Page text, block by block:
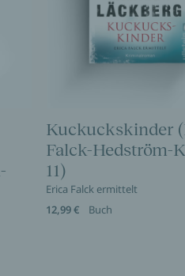
Kuckuckskinder
Falck-Hedström-
11)
Erica Falck ermittelt
12,99 €
Buch